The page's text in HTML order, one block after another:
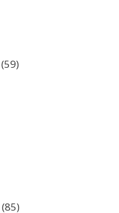
(59)
(85)